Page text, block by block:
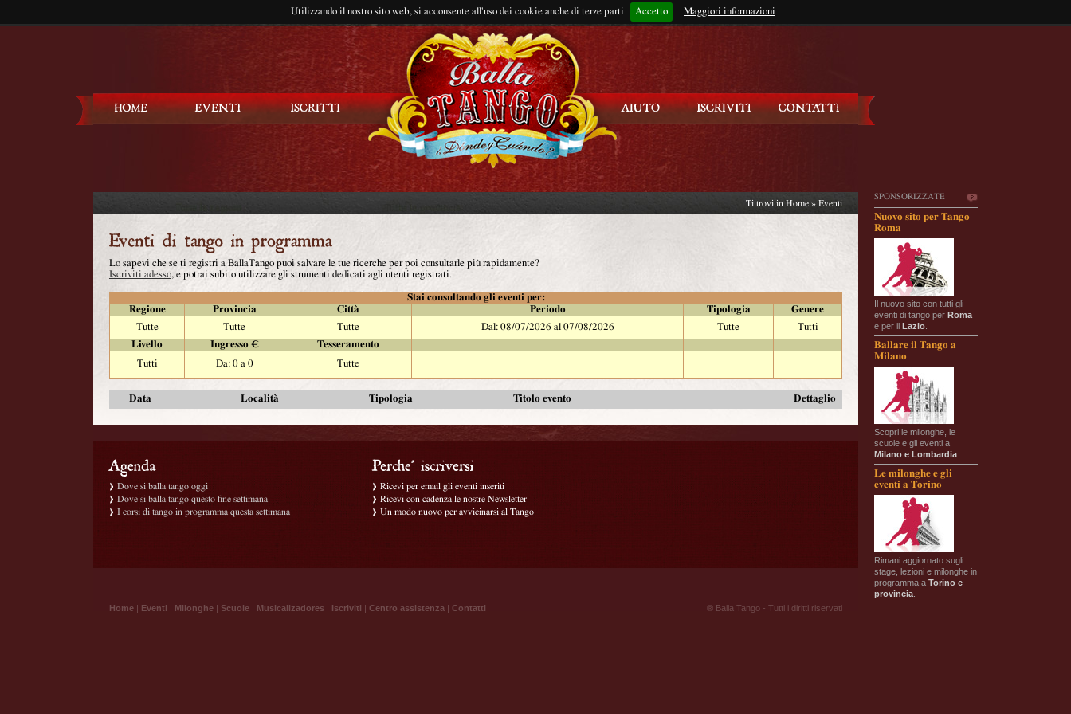
Utilizzando il nostro sito web, si acconsente all'uso dei cookie anche di terze parti Accetto Maggiori informazioni
Rimani connesso?
SPONSORIZZATE
Nuovo sito per Tango
Roma
Il nuovo sito con tutti gli
eventi di tango per Roma
e per il Lazio
Ballare il Tango a
Milano
Scopri le milonghe, le
scuole e gli eventi a
Milano e Lombardia
Le milonghe e gli
eventi a Torino
Rimani aggiornato sugli
stage, lezioni e milonghe in
programma a Torino e
provincia
Ti trovi in Home » Eventi
Lo sapevi che se ti registri a BallaTango puoi salvare le tue ricerche per poi consultarle più rapidamente?
Iscriviti adesso, e potrai subito utilizzare gli strumenti dedicati agli utenti registrati.
Stai consultando gli eventi per:
Regione
Provincia Città Periodo Tipologia
Genere
Tutte
Tutte Tutte Dal: 08/07/2026 al 07/08/2026 Tutte
Tutti
Livello
Ingresso €
Tesseramento
Tutti
Da: 0 a 0 Tutte
Data Località Tipologia Titolo evento Dettaglio
Dove si balla tango oggi
Dove si balla tango questo fine settimana
I corsi di tango in programma questa settimana
Ricevi per email gli eventi inseriti
Ricevi con cadenza le nostre Newsletter
Un modo nuovo per avvicinarsi al Tango
Home | Eventi | Milonghe | Scuole | Musicalizadores | Iscriviti | Centro assistenza | Contatti ® Balla Tango - Tutti i diritti riservati